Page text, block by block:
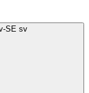
sv